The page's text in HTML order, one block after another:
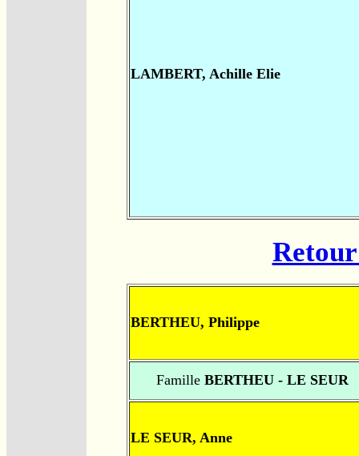
LAMBERT, Achille Elie
BERTHEU, Philippe
FamilleBERTHEU - LE SEUR
LE SEUR, Anne